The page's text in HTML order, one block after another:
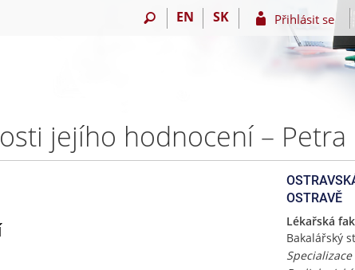
EN SK Přihlásit se
jejího hodnocení – Petra
OSTRAVĚ
Lékařská
Bakalářský